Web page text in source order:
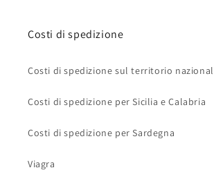
Costi di spedizione
Costi di spedizione sul territorio
Costi di spedizione per Sicilia e Calabria
Costi di spedizione per Sardegna
Viagra